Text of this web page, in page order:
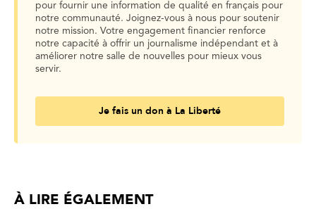
pour fournir une information de qualité en français pour
notre communauté. Joignez-vous à nous pour soutenir
notre mission. Votre engagement financier renforce
notre capacité à offrir un journalisme indépendant et à
améliorer notre salle de nouvelles pour mieux vous
servir.
Je fais un don à La Liberté
À LIRE ÉGALEMENT